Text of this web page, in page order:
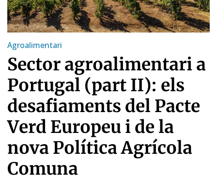
Agroalimentari
Sector agroalimentari a
Portugal (part II): els
desafiaments del Pacte
Verd Europeu i de la
nova Política Agrícola
Comuna